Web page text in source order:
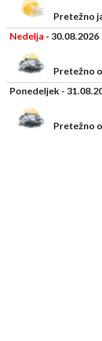
Pretežno
Nedelja - 30.08.2026
Pretežno
Ponedeljek -
Pretežno